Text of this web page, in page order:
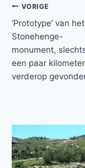
Bericht
navigatie
VORIGE
‘Prototype’ van het
Stonehenge-
monument,
een paar kilometer
verderop